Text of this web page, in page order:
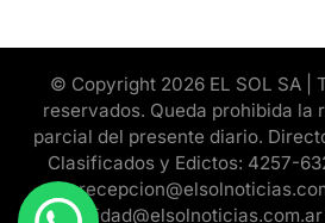
© Copyright 2026 EL SOL SA |
reservados. Queda prohibida la
parcial del presente diario.
Clasificados y Edictos: 4257-